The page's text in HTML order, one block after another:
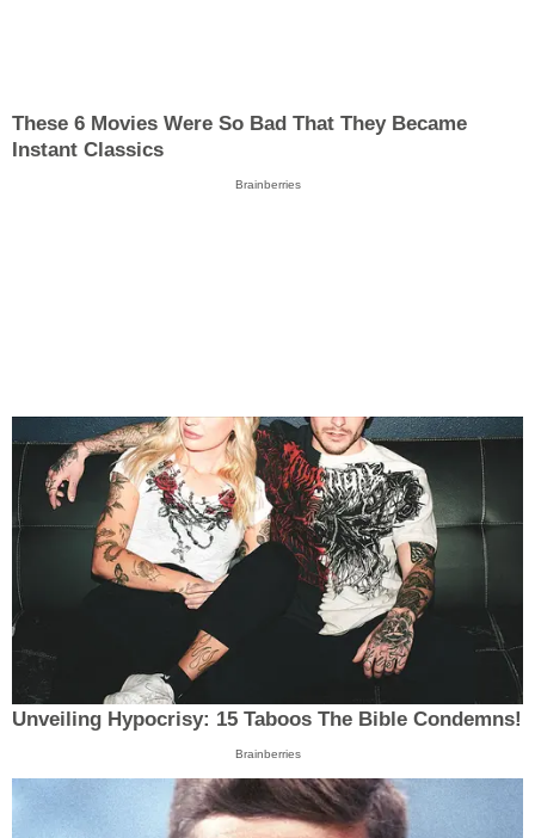
These 6 Movies Were So Bad That They Became
Instant Classics
Brainberries
Unveiling Hypocrisy: 15 Taboos The Bible Condemns!
Brainberries